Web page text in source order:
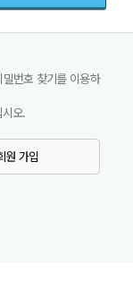
번호 찾기를 이용하
오.
원 가입